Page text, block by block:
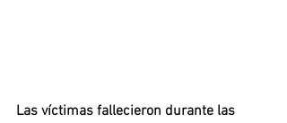
Las víctimas fallecieron durante las